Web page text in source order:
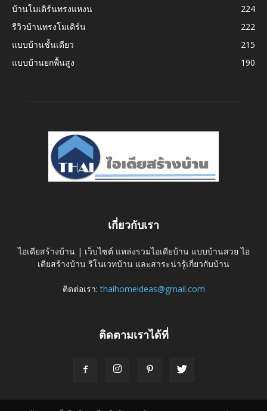
บ้านโมเดิร์นทรงแหงน
224
รีวิวบ้านทรงโมเดิร์น
222
แบบบ้านชั้นเดียว
215
แบบบ้านยกพื้นสูง
190
เกี่ยวกับเรา
ไอเดียสร้างบ้าน | เว็บไซต์ แหล่งรวมไอเดียบ้าน แบบบ้านสวย ไอ
เดียสร้างบ้าน รีโนเวทบ้าน และสาระน่ารู้เกี่ยวกับบ้าน
ติดต่อเรา:thaihomeideas@gmail.com
ติดตามเราได้ที่